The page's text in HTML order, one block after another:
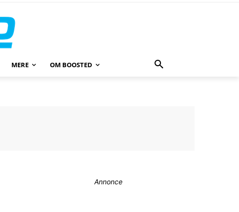
MERE OM BOOSTED
Annonce